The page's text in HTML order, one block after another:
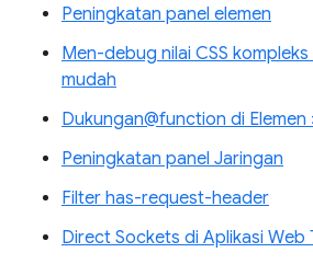
Peningkatan panel elemen
Men-debug nilai CSS
mudah
Dukungan@function di Elemen
Peningkatan panel Jaringan
Filter has-request-header
Direct Sockets di Aplikasi Web